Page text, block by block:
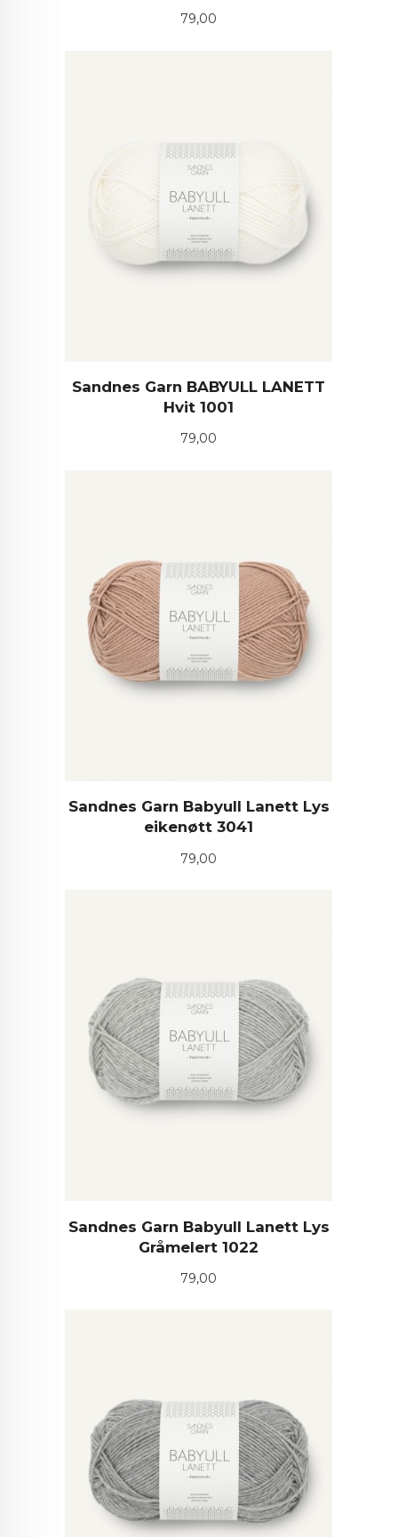
Pris
79,00
Sandnes Garn BABYULL LANETT
Hvit 1001
Pris
79,00
Sandnes Garn Babyull Lanett Lys
eikenøtt 3041
Pris
79,00
Sandnes Garn Babyull Lanett Lys
Gråmelert 1022
Pris
79,00